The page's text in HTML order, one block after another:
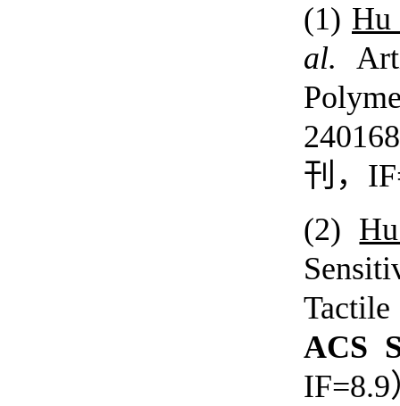
(1) Hu
al.
刊，
(2)
ACS
IF=8.9